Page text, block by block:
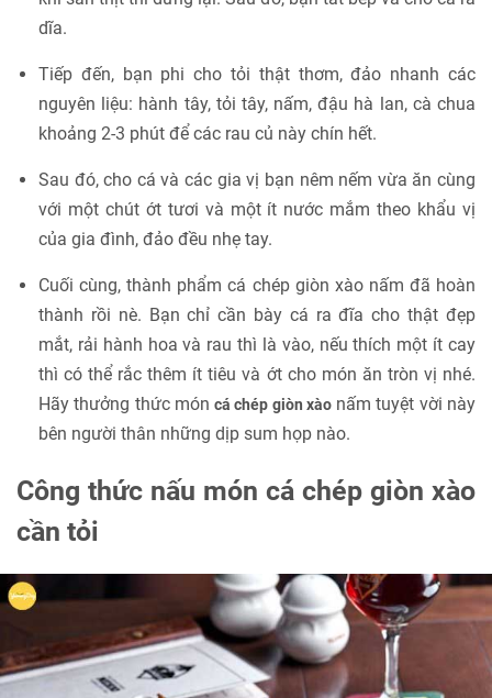
dĩa.
Tiếp đến, bạn phi cho tỏi thật thơm, đảo nhanh các
nguyên liệu: hành tây, tỏi tây, nấm, đậu hà lan, cà chua
khoảng 2-3 phút để các rau củ này chín hết.
Sau đó, cho cá và các gia vị bạn nêm nếm vừa ăn cùng
với một chút ớt tươi và một ít nước mắm theo khẩu vị
của gia đình, đảo đều nhẹ tay.
Cuối cùng, thành phẩm cá chép giòn xào nấm đã hoàn
thành rồi nè. Bạn chỉ cần bày cá ra đĩa cho thật đẹp
mắt, rải hành hoa và rau thì là vào, nếu thích một ít cay
thì có thể rắc thêm ít tiêu và ớt cho món ăn tròn vị nhé.
Hãy thưởng thức móncá chép giòn xàonấm tuyệt vời này
bên người thân những dịp sum họp nào.
Công thức nấu món cá chép giòn xào
cần tỏi